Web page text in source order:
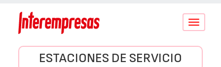
Conmutar
ESTACIONES DE SERVICIO